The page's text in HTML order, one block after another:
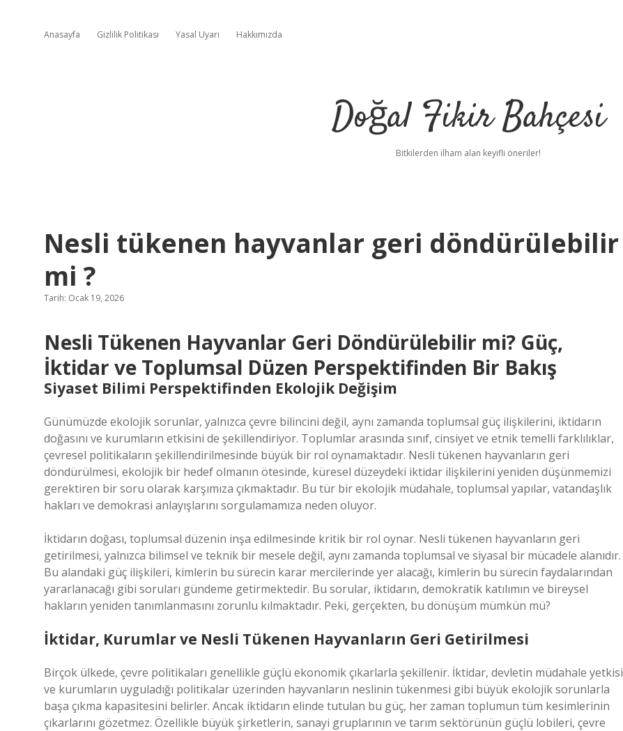
Anasayfa Gizlilik Politikası Yasal Uyarı Hakkımızda
Doğal Fikir Bahçesi
Bitkilerden ilham alan keyifli öneriler!
Nesli tükenen hayvanlar geri döndürülebilir
mi ?
Tarih: Ocak 19, 2026
Nesli Tükenen Hayvanlar Geri Döndürülebilir mi? Güç,
İktidar ve Toplumsal Düzen Perspektifinden Bir Bakış
Siyaset Bilimi Perspektifinden Ekolojik Değişim
Günümüzde ekolojik sorunlar, yalnızca çevre bilincini değil, aynı zamanda toplumsal güç ilişkilerini, iktidarın
doğasını ve kurumların etkisini de şekillendiriyor. Toplumlar arasında sınıf, cinsiyet ve etnik temelli farklılıklar,
çevresel politikaların şekillendirilmesinde büyük bir rol oynamaktadır. Nesli tükenen hayvanların geri
döndürülmesi, ekolojik bir hedef olmanın ötesinde, küresel düzeydeki iktidar ilişkilerini yeniden düşünmemizi
gerektiren bir soru olarak karşımıza çıkmaktadır. Bu tür bir ekolojik müdahale, toplumsal yapılar, vatandaşlık
hakları ve demokrasi anlayışlarını sorgulamamıza neden oluyor.
İktidarın doğası, toplumsal düzenin inşa edilmesinde kritik bir rol oynar. Nesli tükenen hayvanların geri
getirilmesi, yalnızca bilimsel ve teknik bir mesele değil, aynı zamanda toplumsal ve siyasal bir mücadele alanıdır.
Bu alandaki güç ilişkileri, kimlerin bu sürecin karar mercilerinde yer alacağı, kimlerin bu sürecin faydalarından
yararlanacağı gibi soruları gündeme getirmektedir. Bu sorular, iktidarın, demokratik katılımın ve bireysel
hakların yeniden tanımlanmasını zorunlu kılmaktadır. Peki, gerçekten, bu dönüşüm mümkün mü?
İktidar, Kurumlar ve Nesli Tükenen Hayvanların Geri Getirilmesi
Birçok ülkede, çevre politikaları genellikle güçlü ekonomik çıkarlarla şekillenir. İktidar, devletin müdahale yetkisi
ve kurumların uyguladığı politikalar üzerinden hayvanların neslinin tükenmesi gibi büyük ekolojik sorunlarla
başa çıkma kapasitesini belirler. Ancak iktidarın elinde tutulan bu güç, her zaman toplumun tüm kesimlerinin
çıkarlarını gözetmez. Özellikle büyük şirketlerin, sanayi gruplarının ve tarım sektörünün güçlü lobileri, çevre